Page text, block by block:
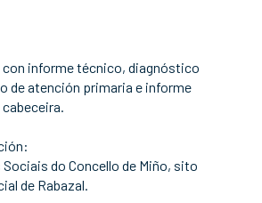
con informe técnico, diagnóstico
de atención primaria e informe
do Concello de Miño, sito
de Rabazal.